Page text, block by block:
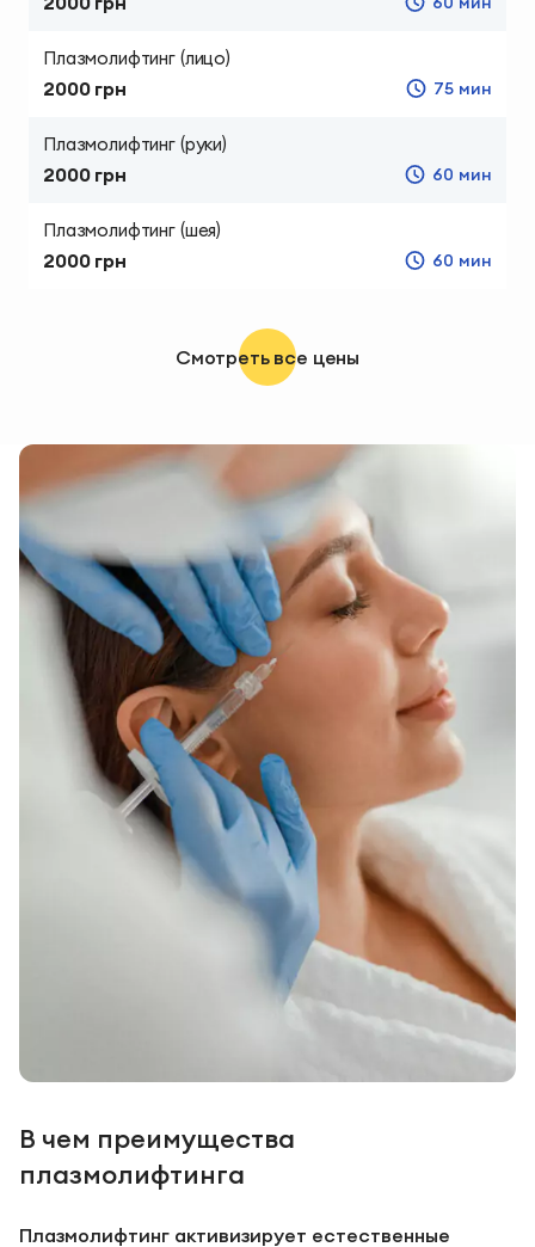
Плазмолифтинг (лицо)
2000 грн 75 мин
Плазмолифтинг (руки)
2000 грн 60 мин
Плазмолифтинг (шея)
2000 грн 60 мин
Смотреть все цены
В чем преимущества
плазмолифтинга
Плазмолифтинг активизирует естественные